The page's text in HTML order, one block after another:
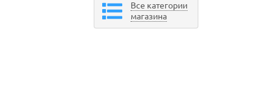
Все категории
магазина